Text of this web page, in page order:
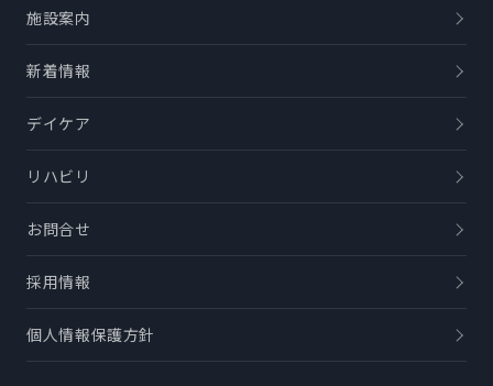
施設案内
新着情報
デイケア
リハビリ
お問合せ
採用情報
個人情報保護方針